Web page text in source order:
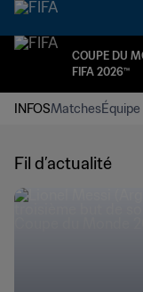
COUPE DU
FIFA 2026™
INFOSMatchesÉquipe
Fil d’actualité